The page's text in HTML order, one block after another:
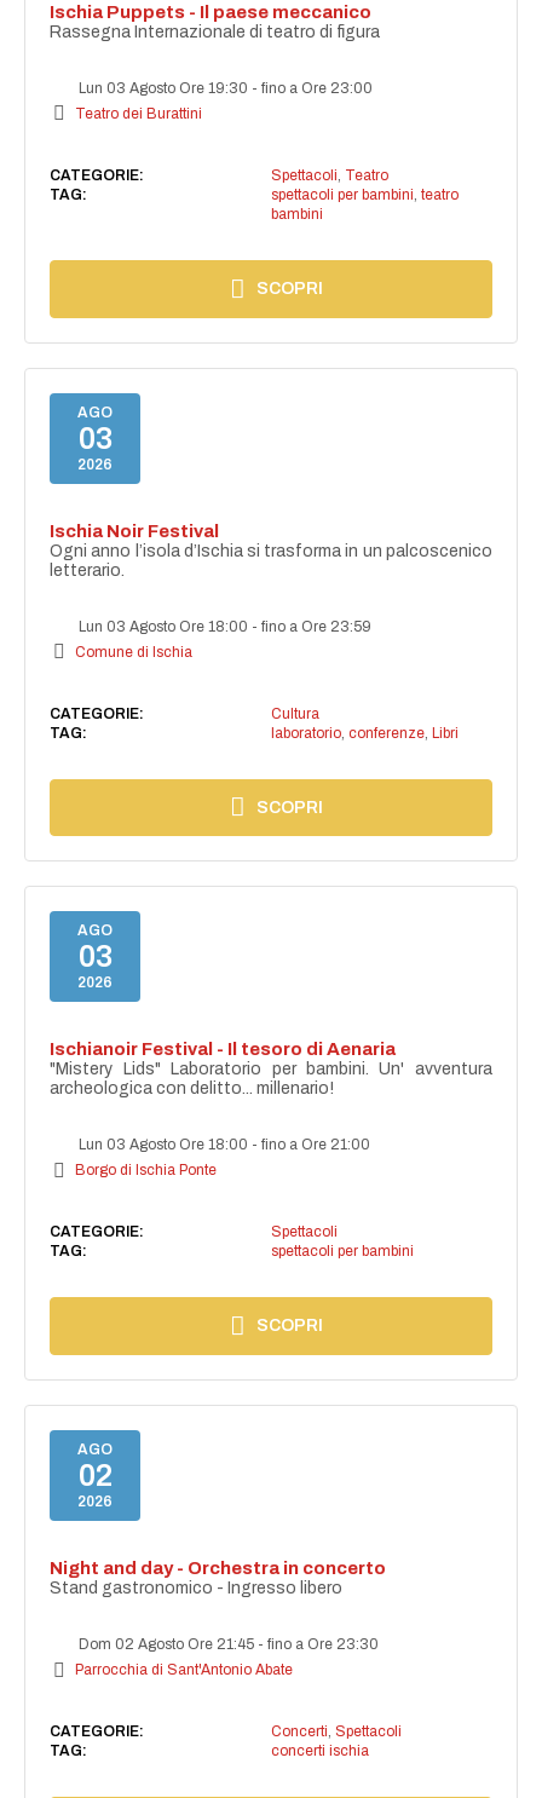
Ischia Puppets - Il paese meccanico
Rassegna Internazionale di teatro di figura
Lun 03 Agosto Ore 19:30 -fino a Ore 23:00
Teatro dei Burattini
CATEGORIE: Spettacoli Teatro
TAG:
spettacoli per bambini teatro
bambini
SCOPRI
AGO
03
2026
Ischia Noir Festival
Ogni anno l’isola d’Ischia si trasforma in un palcoscenico
letterario.
Lun 03 Agosto Ore 18:00 -fino a Ore 23:59
Comune di Ischia
CATEGORIE:
Cultura
TAG:
laboratorio, conferenze, Libri
SCOPRI
AGO
03
2026
Ischianoir Festival - Il tesoro di Aenaria
"Mistery Lids" Laboratorio per bambini. Un' avventura
archeologica con delitto... millenario!
Lun 03 Agosto Ore 18:00 -fino a Ore 21:00
Borgo di Ischia Ponte
CATEGORIE:
Spettacoli
TAG:
spettacoli per bambini
SCOPRI
AGO
02
2026
Night and day - Orchestra in concerto
Stand gastronomico - Ingresso libero
Dom 02 Agosto Ore 21:45 -fino a Ore 23:30
Parrocchia di Sant'Antonio Abate
CATEGORIE: Concerti, Spettacoli
TAG:
concerti ischia